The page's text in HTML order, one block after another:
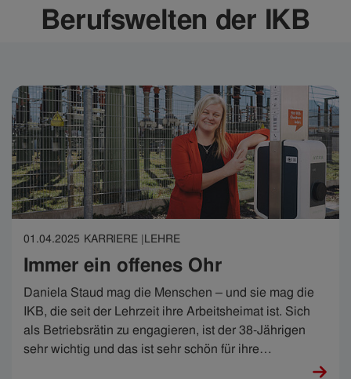
Berufswelten der IKB
01.04.2025 KARRIERE |LEHRE
Immer ein offenes Ohr
Daniela Staud mag die Menschen – und sie mag die
IKB, die seit der Lehrzeit ihre Arbeitsheimat ist. Sich
als Betriebsrätin zu engagieren, ist der 38-Jährigen
sehr wichtig und das ist sehr schön für ihre
Kolleg:innen. „Ein offenes Ohr macht schon viel aus“,